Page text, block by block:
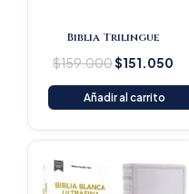
Biblia Trilingue
$159.000$151.050
Añadir al carrito